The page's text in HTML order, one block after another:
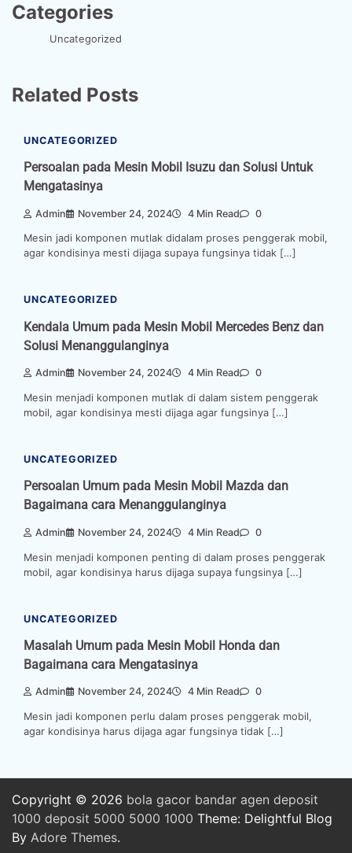
Categories
Uncategorized
Related Posts
UNCATEGORIZED
Persoalan pada Mesin Mobil Isuzu dan Solusi Untuk
Mengatasinya
Admin November 24, 2024 4 Min Read 0
Mesin jadi komponen mutlak didalam proses penggerak mobil,
agar kondisinya mesti dijaga supaya fungsinya tidak […]
UNCATEGORIZED
Kendala Umum pada Mesin Mobil Mercedes Benz dan
Solusi Menanggulanginya
Admin November 24, 2024 4 Min Read 0
Mesin menjadi komponen mutlak di dalam sistem penggerak
mobil, agar kondisinya mesti dijaga agar fungsinya […]
UNCATEGORIZED
Persoalan Umum pada Mesin Mobil Mazda dan
Bagaimana cara Menanggulanginya
Admin November 24, 2024 4 Min Read 0
Mesin menjadi komponen penting di dalam proses penggerak
mobil, agar kondisinya harus dijaga supaya fungsinya […]
UNCATEGORIZED
Masalah Umum pada Mesin Mobil Honda dan
Bagaimana cara Mengatasinya
Admin November 24, 2024 4 Min Read 0
Mesin jadi komponen perlu dalam proses penggerak mobil,
agar kondisinya harus dijaga agar fungsinya tidak […]
Copyright © 2026 bola gacor bandar agen deposit
1000 deposit 5000 5000 1000 Theme: Delightful Blog
By Adore Themes.